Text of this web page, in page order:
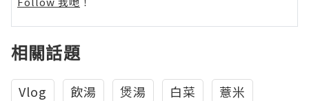
相關話題
Vlog 飲湯 煲湯 白菜
薏米